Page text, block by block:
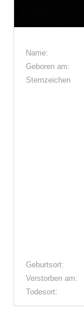
Name:
Geboren am:
Sternzeichen
Geburtsort:
Verstorben am:
Todesort: